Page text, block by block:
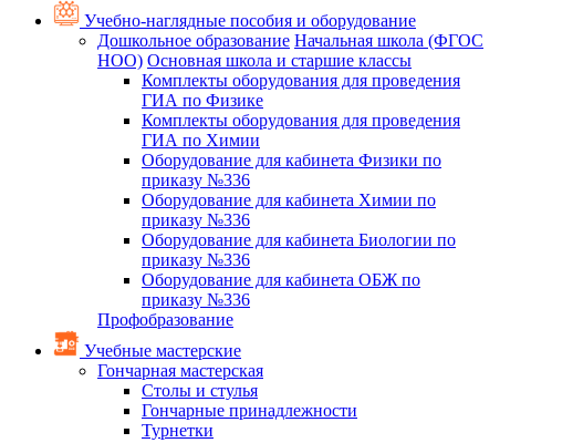
Учебно-наглядные пособия и оборудование
Дошкольное образование Начальная школа (ФГОС
НОО) Основная школа и старшие классы
Комплекты оборудования для проведения
ГИА по Физике
Комплекты оборудования для проведения
ГИА по Химии
Оборудование для кабинета Физики по
приказу №336
Оборудование для кабинета Химии по
приказу №336
Оборудование для кабинета Биологии по
приказу №336
Оборудование для кабинета ОБЖ по
приказу №336
Профобразование
Учебные мастерские
Гончарная мастерская
Столы и стулья
Гончарные принадлежности
Турнетки